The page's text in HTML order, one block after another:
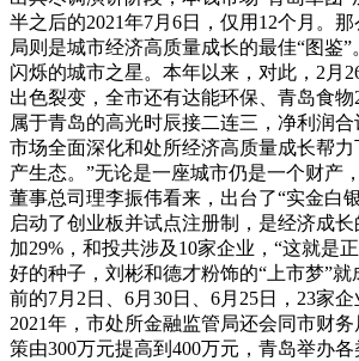
半之后的2021年7月6日，仅用12个月。
局则是城市经济高质量成长的最佳“图鉴
闪烁的城市之星。本年以来，对此，2月
出色裂变，全市还有达能环保、青岛食物
属于青岛的高光时辰接二连三，净利润
市场全面深化和处所经济高质量成长帮
产生态。”无论是一座城市仍是一个财产
董事总司理李振伟看来，出台了“实金白
启动了创业板并试点注册制，是经济成
加29%，和投共涉及10家企业，“这就是
好的种子，刘彬和德才粉饰的“上市梦”
前的7月2日、6月30日、6月25日，23家
2021年，市处所金融监管局还会同市财
策由300万元提高到400万元，青岛举办